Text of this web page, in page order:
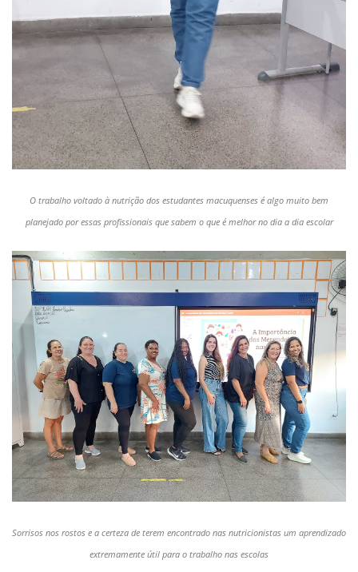
O trabalho voltado à nutrição dos estudantes macuquenses é algo muito bem
planejado por essas profissionais que sabem o que é melhor no dia a dia escolar
Sorrisos nos rostos e a certeza de terem encontrado nas nutricionistas um aprendizado
extremamente útil para o trabalho nas escolas